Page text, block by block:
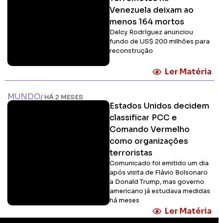
Venezuela deixam ao
menos 164 mortos
Delcy Rodríguez anunciou
fundo de US$ 200 milhões para
reconstrução
Ler Matéria
MUNDO/ HÁ 2 MESES
Estados Unidos decidem
classificar PCC e
Comando Vermelho
como organizações
terroristas
Comunicado foi emitido um dia
após visita de Flávio Bolsonaro
a Donald Trump, mas governo
americano já estudava medidas
há meses
Ler Matéria